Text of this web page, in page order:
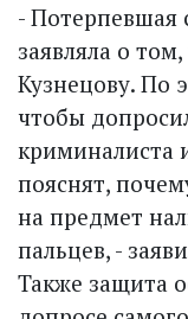
- Потерпевшая
заявляла о
Кузнецову. По
чтобы
криминалиста
пояснят,
на предмет
пальцев, -
Также защита